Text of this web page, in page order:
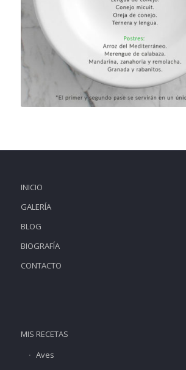
INICIO
GALERÍA
BLOG
BIOGRAFÍA
CONTACTO
MIS RECETAS
Aves